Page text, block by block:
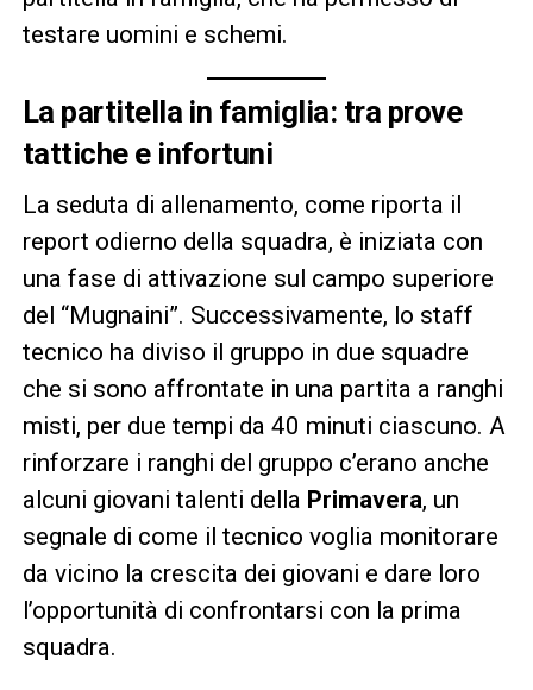
testare uomini e schemi.
La partitella in famiglia: tra prove
tattiche e infortuni
La seduta di allenamento, come riporta il
report odierno della squadra, è iniziata con
una fase di attivazione sul campo superiore
del “Mugnaini”. Successivamente, lo staff
tecnico ha diviso il gruppo in due squadre
che si sono affrontate in una partita a ranghi
misti, per due tempi da 40 minuti ciascuno. A
rinforzare i ranghi del gruppo c’erano anche
alcuni giovani talenti della Primavera, un
segnale di come il tecnico voglia monitorare
da vicino la crescita dei giovani e dare loro
l’opportunità di confrontarsi con la prima
squadra.